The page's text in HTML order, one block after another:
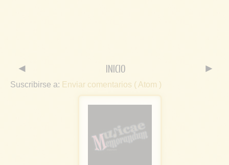
◄ ►
INICIO
Suscribirse a: Enviar comentarios ( Atom )